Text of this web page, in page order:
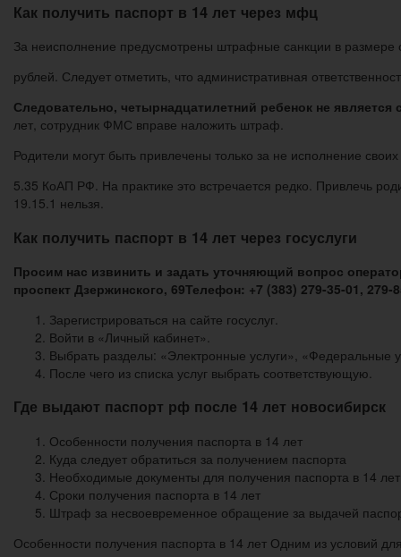
Как получить паспорт в 14 лет через мфц
За неисполнение предусмотрены штрафные санкции в размере
рублей. Следует отметить, что административная
Следовательно, четырнадцатилетний ребенок не
лет, сотрудник ФМС вправе наложить штраф.
Родители могут быть привлечены только за не исполнение
5.35 КоАП РФ. На практике это встречается редко. Привлечь
19.15.1 нельзя.
Как получить паспорт в 14 лет через госуслуги
Просим нас извинить и задать уточняющий вопрос
проспект Дзержинского, 69Телефон: +7 (383) 279-35-01,
Зарегистрироваться на сайте госуслуг.
Войти в «Личный кабинет».
Выбрать разделы: «Электронные услуги», «Федеральные
После чего из списка услуг выбрать соответствующую.
Где выдают паспорт рф после 14 лет новосибирск
Особенности получения паспорта в 14 лет
Куда следует обратиться за получением паспорта
Необходимые документы для получения паспорта в 14 лет
Сроки получения паспорта в 14 лет
Штраф за несвоевременное обращение за выдачей
Особенности получения паспорта в 14 лет Одним из условий